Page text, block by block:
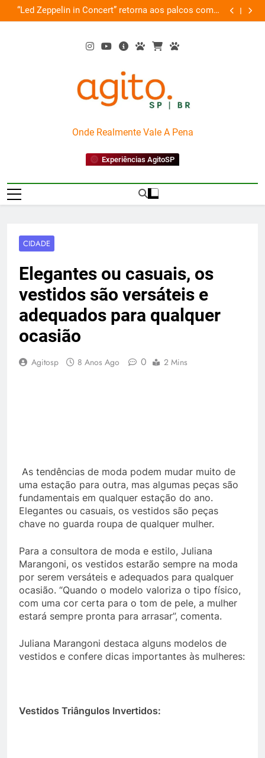
Skip
to
“Led Zeppelin in Concert” retorna aos palcos com a
Nova Orquestra
Cobasi
AgitoSP
Onde Realmente Vale A Pena
Experiências AgitoSP
CIDADE
Elegantes ou casuais, os
vestidos são versáteis e
adequados para qualquer
ocasião
Agitosp 8 Anos Ago 0 2 Mins
As tendências de moda podem mudar muito de
uma estação para outra, mas algumas peças são
fundamentais em qualquer estação do ano.
Elegantes ou casuais, os vestidos são peças
chave no guarda roupa de qualquer mulher.
Para a consultora de moda e estilo, Juliana
Marangoni, os vestidos estarão sempre na moda
por serem versáteis e adequados para qualquer
ocasião. “Quando o modelo valoriza o tipo físico,
com uma cor certa para o tom de pele, a mulher
estará sempre pronta para arrasar”, comenta.
Juliana Marangoni destaca alguns modelos de
vestidos e confere dicas importantes às mulheres:
Vestidos Triângulos Invertidos: